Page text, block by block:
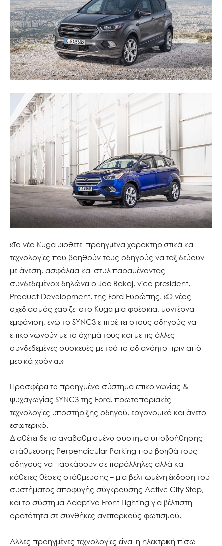
«Το νέο Kuga υιοθετεί προηγμένα χαρακτηριστικά και
τεχνολογίες που βοηθούν τους οδηγούς να ταξιδεύουν
με άνεση, ασφάλεια και στυλ παραμένοντας
συνδεδεμένοι» δηλώνει ο Joe Bakaj, vice president,
Product Development, της Ford Ευρώπης. «Ο νέος
σχεδιασμός χαρίζει στο Kuga μία φρέσκια, μοντέρνα
εμφάνιση, ενώ το SYNC3 επιτρέπει στους οδηγούς να
επικοινωνούν με το όχημά τους και με τις άλλες
συνδεδεμένες συσκευές με τρόπο αδιανόητο πριν από
μερικά χρόνια.»
Προσφέρει το προηγμένο σύστημα επικοινωνίας &
ψυχαγωγίας SYNC3 της Ford, πρωτοποριακές
τεχνολογίες υποστήριξης οδηγού, εργονομικό και άνετο
εσωτερικό.
Διαθέτει δε το αναβαθμισμένο σύστημα υποβοήθησης
στάθμευσης Perpendicular Parking που βοηθά τους
οδηγούς να παρκάρουν σε παράλληλες αλλά και
κάθετες θέσεις στάθμευσης – μία βελτιωμένη έκδοση του
συστήματος αποφυγής σύγκρουσης Active City Stop,
και το σύστημα Adaptive Front Lighting για βέλτιστη
ορατότητα σε συνθήκες ανεπαρκούς φωτισμού.
Άλλες προηγμένες τεχνολογίες είναι η ηλεκτρική πίσω